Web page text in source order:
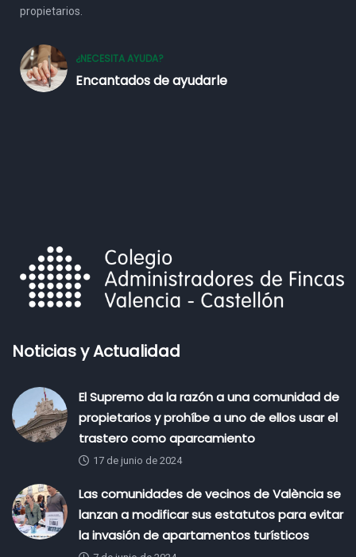
propietarios.
¿NECESITA AYUDA?
Encantados de ayudarle
Noticias y Actualidad
El Supremo da la razón a una comunidad de
propietarios y prohíbe a uno de ellos usar el
trastero como aparcamiento
17 de junio de 2024
Las comunidades de vecinos de València se
lanzan a modificar sus estatutos para evitar
la invasión de apartamentos turísticos